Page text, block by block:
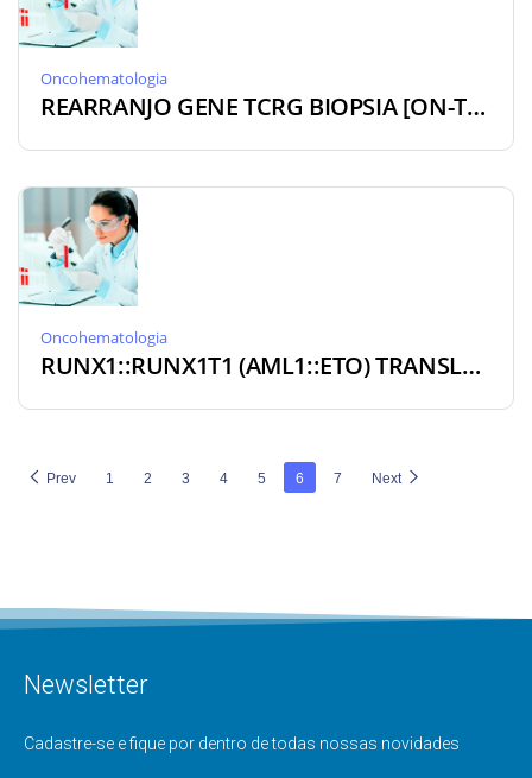
Oncohematologia
REARRANJO GENE TCRG BIOPSIA [ON-TCG]
Oncohematologia
RUNX1::RUNX1T1 (AML1::ETO) TRANSLOCAÇÃO (8;21), PCR QUALITATIVO [ON-RUN]
Prev 1 2 3 4 5 6 7 Next
Newsletter
Cadastre-se e fique por dentro de todas nossas novidades